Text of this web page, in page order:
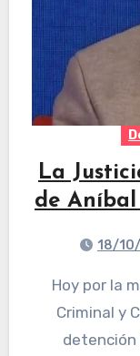
La
de
18/
Hoy por la mañana, la Sala IV de la Cámara
Criminal y
detención